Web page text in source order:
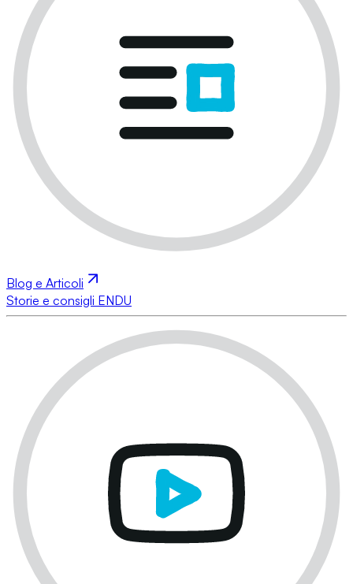
Blog e Articoli
Storie e consigli ENDU